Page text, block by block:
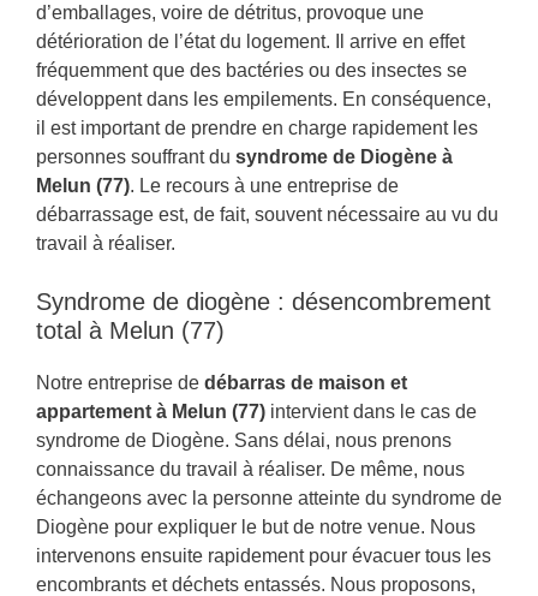
d’emballages, voire de détritus, provoque une
détérioration de l’état du logement. Il arrive en effet
fréquemment que des bactéries ou des insectes se
développent dans les empilements. En conséquence,
il est important de prendre en charge rapidement les
personnes souffrant du syndrome de Diogène à
Melun (77). Le recours à une entreprise de
débarrassage est, de fait, souvent nécessaire au vu du
travail à réaliser.
Syndrome de diogène : désencombrement
total à Melun (77)
Notre entreprise de débarras de maison et
appartement à Melun (77) intervient dans le cas de
syndrome de Diogène. Sans délai, nous prenons
connaissance du travail à réaliser. De même, nous
échangeons avec la personne atteinte du syndrome de
Diogène pour expliquer le but de notre venue. Nous
intervenons ensuite rapidement pour évacuer tous les
encombrants et déchets entassés. Nous proposons,